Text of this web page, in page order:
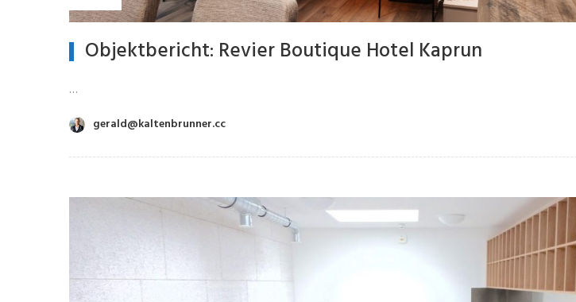
Objektbericht: Revier Boutique Hotel Kaprun
…
gerald@kaltenbrunner.cc